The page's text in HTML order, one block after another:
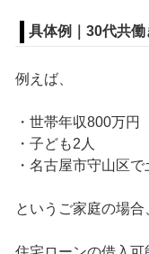
具体例｜30代共
例えば、
・世帯年収800万円
・子ども2人
・名古屋市守山区
というご家庭の場合